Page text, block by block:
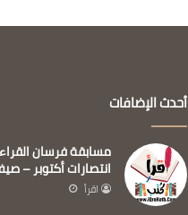
أحدث الإضافات
مسابقة فرسان
انتصارات أكتوبر – صيف
اقرأ